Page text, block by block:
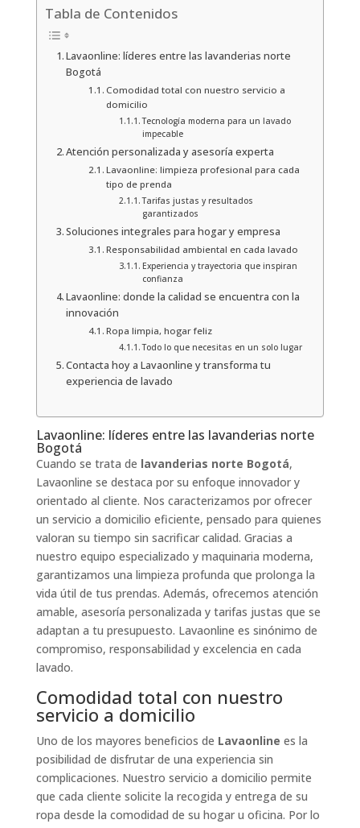
Tabla de Contenidos
Lavaonline: líderes entre las lavanderias norte
Bogotá
Comodidad total con nuestro servicio a
domicilio
Tecnología moderna para un lavado
impecable
Atención personalizada y asesoría experta
Lavaonline: limpieza profesional para cada
tipo de prenda
Tarifas justas y resultados
garantizados
Soluciones integrales para hogar y empresa
Responsabilidad ambiental en cada lavado
Experiencia y trayectoria que inspiran
confianza
Lavaonline: donde la calidad se encuentra con la
innovación
Ropa limpia, hogar feliz
Todo lo que necesitas en un solo lugar
Contacta hoy a Lavaonline y transforma tu
experiencia de lavado
Lavaonline: líderes entre las lavanderias norte
Bogotá
Cuando se trata de lavanderias norte Bogotá,
Lavaonline se destaca por su enfoque innovador y
orientado al cliente. Nos caracterizamos por ofrecer
un servicio a domicilio eficiente, pensado para quienes
valoran su tiempo sin sacrificar calidad. Gracias a
nuestro equipo especializado y maquinaria moderna,
garantizamos una limpieza profunda que prolonga la
vida útil de tus prendas. Además, ofrecemos atención
amable, asesoría personalizada y tarifas justas que se
adaptan a tu presupuesto. Lavaonline es sinónimo de
compromiso, responsabilidad y excelencia en cada
lavado.
Comodidad total con nuestro
servicio a domicilio
Uno de los mayores beneficios de Lavaonline es la
posibilidad de disfrutar de una experiencia sin
complicaciones. Nuestro servicio a domicilio permite
que cada cliente solicite la recogida y entrega de su
ropa desde la comodidad de su hogar u oficina. Por lo